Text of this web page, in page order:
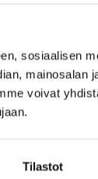
sosiaalisen
mainosalan
voivat
Tilastot
Grani
sisään